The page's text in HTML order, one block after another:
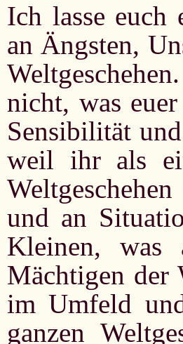
Ich lasse euch
an Ängsten,
nicht, was
Sensibilität
weil ihr als
und an
Kleinen, was
Mächtigen der
im Umfeld
ganzen